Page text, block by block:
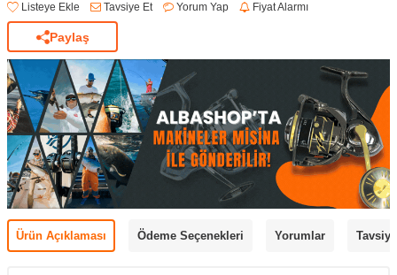
Listeye Ekle Tavsiye Et Yorum Yap Fiyat Alarmı
Paylaş
Ürün Açıklaması Ödeme Seçenekleri Yorumlar